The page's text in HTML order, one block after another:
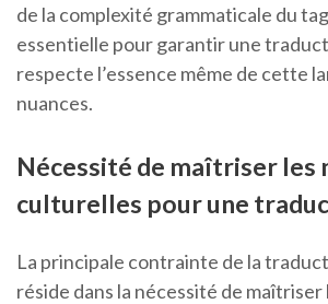
de la complexité grammaticale du
essentielle pour garantir une
respecte l’essence même de cette
nuances.
Nécessité de maîtriser les
culturelles pour une
La principale contrainte de la
réside dans la nécessité de maîtriser